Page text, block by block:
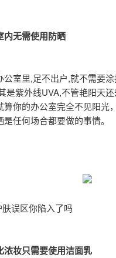
内无需使用防晒
室里,足不出户,就不需要
是紫外线UVA,不管艳阳天
算你的办公室完全不见阳光
任何场合都要做的事情。
误区你陷入了吗
妆只需要使用洁面乳